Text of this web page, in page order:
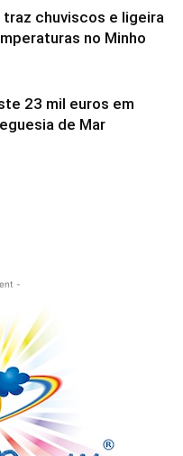
traz chuviscos e ligeira
no Minho
23 mil euros em
de Mar
-